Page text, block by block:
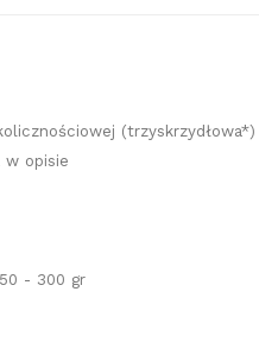
(trzyskrzydłowa*)
w opisie
- 300 gr